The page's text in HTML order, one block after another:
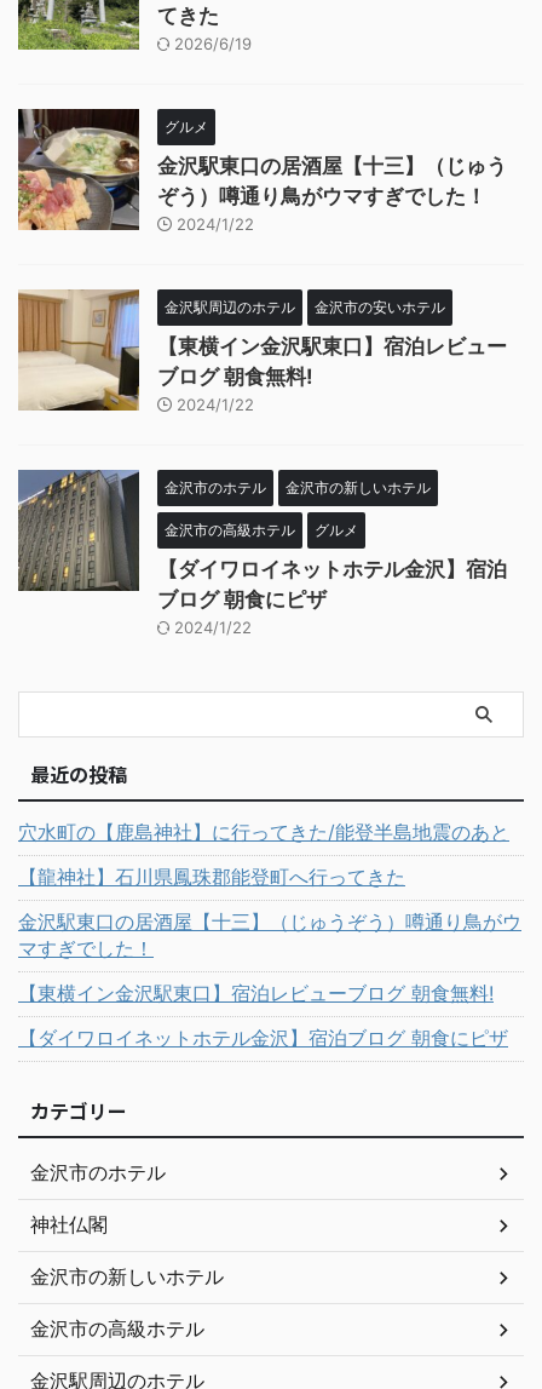
てきた
2026/6/19
グルメ
金沢駅東口の居酒屋【十三】（じゅう
ぞう）噂通り鳥がウマすぎでした！
2024/1/22
金沢駅周辺のホテル 金沢市の安いホテル
【東横イン金沢駅東口】宿泊レビュー
ブログ 朝食無料!
2024/1/22
金沢市のホテル 金沢市の新しいホテル
金沢市の高級ホテル グルメ
【ダイワロイネットホテル金沢】宿泊
ブログ 朝食にピザ
2024/1/22
最近の投稿
穴水町の【鹿島神社】に行ってきた/能登半島地震のあと
【龍神社】石川県鳳珠郡能登町へ行ってきた
金沢駅東口の居酒屋【十三】（じゅうぞう）噂通り鳥がウ
マすぎでした！
【東横イン金沢駅東口】宿泊レビューブログ 朝食無料!
【ダイワロイネットホテル金沢】宿泊ブログ 朝食にピザ
カテゴリー
金沢市のホテル
神社仏閣
金沢市の新しいホテル
金沢市の高級ホテル
金沢駅周辺のホテル